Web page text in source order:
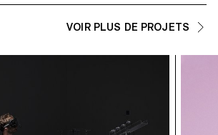
VOIR PLUS DE PROJETS